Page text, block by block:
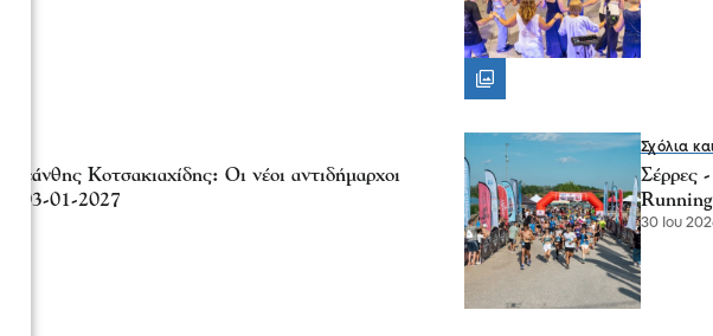
Κοτσακιαχίδης: Οι νέοι αντιδήμαρχοι
03-01-2027
Σχόλια
Σέρρες
30 Ιου